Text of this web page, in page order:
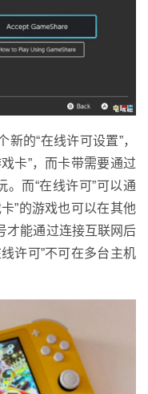
的“在线许可设置”，
卡”，而卡带需要通过
。而“在线许可”可以通
”的游戏也可以在其他
才能通过连接互联网后
许可”不可在多台主机